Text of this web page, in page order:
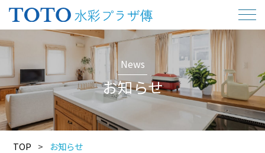
News
お知らせ
TOP > お知らせ